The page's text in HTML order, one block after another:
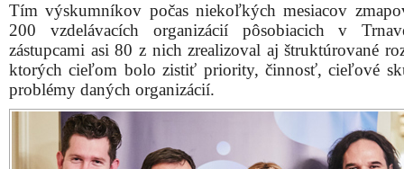
Tím výskumníkov počas niekoľkých mesiacov
200 vzdelávacích organizácií pôsobiacich v
zástupcami asi 80 z nich zrealizoval aj štruktúrované
ktorých cieľom bolo zistiť priority, činnosť, cieľové
problémy daných organizácií.